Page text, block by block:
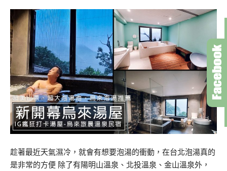
趁著最近天氣濕冷，就會有想要泡湯的衝動，在台北泡湯真的
是非常的方便 除了有陽明山溫泉、北投溫泉、金山溫泉外，